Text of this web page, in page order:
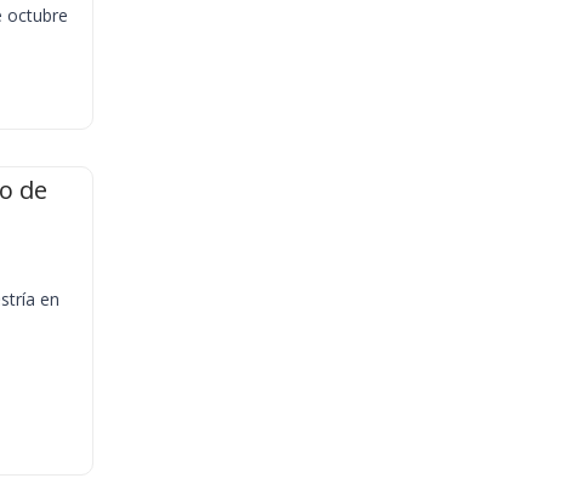
octubre
de
en